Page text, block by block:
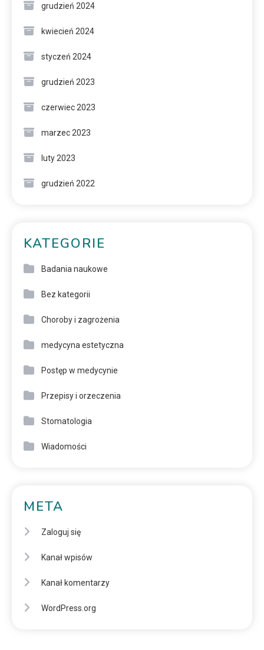
grudzień 2024
kwiecień 2024
styczeń 2024
grudzień 2023
czerwiec 2023
marzec 2023
luty 2023
grudzień 2022
KATEGORIE
Badania naukowe
Bez kategorii
Choroby i zagrożenia
medycyna estetyczna
Postęp w medycynie
Przepisy i orzeczenia
Stomatologia
Wiadomości
META
Zaloguj się
Kanał wpisów
Kanał komentarzy
WordPress.org